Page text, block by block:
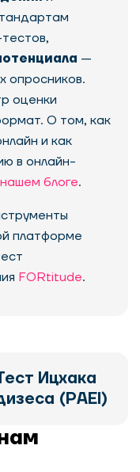
—
опросников.
оценки
О том, как
и как
в онлайн-
блоге.
платформе
FORtitude.
Ицхака
(PAEI)